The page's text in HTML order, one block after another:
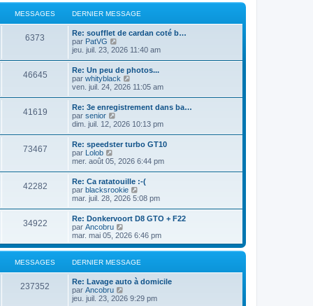
m
e
s
a
e
r
n
i
e
m
e
s
a
r
l
e
d
e
r
i
e
r
m
e
s
s
a
l
t
e
l
e
d
r
i
e
m
e
s
a
MESSAGES DERNIER MESSAGE
6373
Re: soufflet de cardan coté b…
par PatVG
o
s
u
l
t
e
r
e
d
e
r
n
i
e
r
m
e
s
s
a
g
e
jeu. juil. 23, 2026 11:40 am
46645
Re: Un peu de photos...
par whityblack
o
u
t
e
r
e
d
e
r
n
e
r
e
s
s
a
g
e
ven. juil. 24, 2026 11:05 am
41619
Re: 3e enregistrement dans ba…
par senior
o
u
t
e
r
l
e
d
e
r
n
i
e
m
e
s
s
a
dim. juil. 12, 2026 10:13 pm
73467
Re: speedster turbo GT10
par Lolob
o
u
l
t
e
r
l
e
d
e
r
e
r
m
mer. août 05, 2026 6:44 pm
42282
Re: Ca ratatouille :-(
par blacksrookie
o
s
u
t
e
l
e
d
r
mar. juil. 28, 2026 5:08 pm
34922
Re: Donkervoort D8 GTO + F22
par Ancobru
o
n
s
u
e
l
mar. mai 05, 2026 6:46 pm
MESSAGES DERNIER MESSAGE
237352
Re: Lavage auto à domicile
par Ancobru
o
jeu. juil. 23, 2026 9:29 pm